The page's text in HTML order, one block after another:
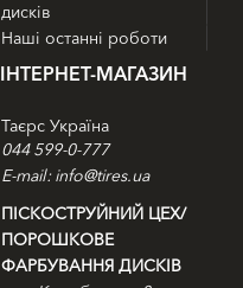
дисків
Наші останні роботи
ІНТЕРНЕТ-МАГАЗИН
Таєрс Україна
044 599-0-777
E-mail: info@tires.ua
ПІСКОСТРУЙНИЙ ЦЕХ/
ПОРОШКОВЕ
ФАРБУВАННЯ ДИСКІВ